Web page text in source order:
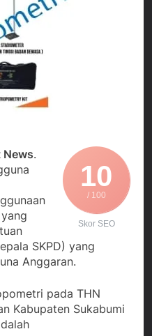
Kepala KUA
dengan Istri
Mengemuka
3, 2026
Sekdis Pendidikan Buka
Dewan
Bersama
Pendidikan di
Sukabumi
3, 2026
Camat Arjasa
Turun
Temui Warga
Paseraman yang
3, 2026
Kadupugur
2026, Dukung
Air Irigasi
Petani
10
/ 100
Skor SEO
News.
SKPD) yang
Anggaran.
pada THN
Kabupaten Sukabumi